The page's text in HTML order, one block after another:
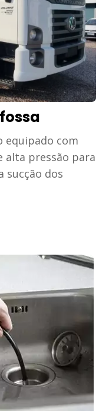
equipado com
alta pressão para
sucção dos